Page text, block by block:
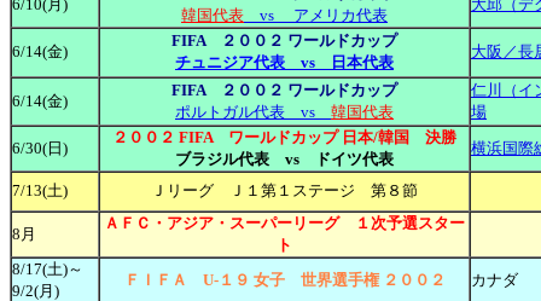
6/10(月)
韓国代表 vs アメリカ代表
大邱（デ
6/14(金)
FIFA ２００２ ワールドカップ
チュニジア代表 vs 日本代表
大阪／長
6/14(金)
FIFA ２００２ ワールドカップ
ポルトガル代表 vs 韓国代表
仁川（イ
場
6/30(日)
２００２ FIFA ワールドカップ 日本/韓国 決勝
ブラジル代表 vs ドイツ代表
横浜国際
7/13(土) Ｊリーグ Ｊ１第１ステージ 第８節
8月
ＡＦＣ・アジア・スーパーリーグ１次予選スター
ト
8/17(土)～
9/2(月)
ＦＩＦＡ U-１９ 女子 世界選手権 ２００２ カナダ